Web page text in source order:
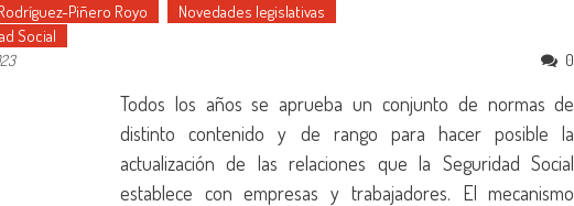
Piñero Royo
Novedades legislativas
Social
0
Todos los años se aprueba un conjunto de normas de
distinto contenido y de rango para hacer posible la
actualización de las relaciones que la Seguridad Social
establece con empresas y trabajadores. El mecanismo